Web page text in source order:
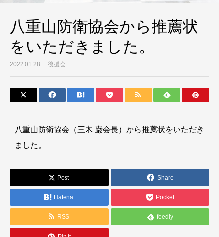
八重山防衛協会から推薦状
をいただきました。
2022.01.28 後援会
八重山防衛協会（三木 巌会長）から推薦状をいただき
ました。
Post Share
Hatena Pocket
RSS feedly